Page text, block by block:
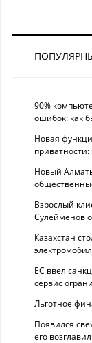
90%
ошибок: как
Новая
Новый
Взрослый
Сулейменов
Казахстан
ЕС ввел
сервис
Льготное
Появился
его возглавил